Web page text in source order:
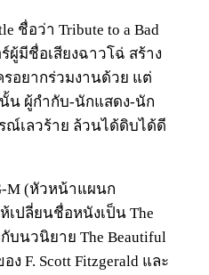
ชื่อว่า Tribute to a Bad
ผู้มีชื่อเสียงฉาวโฉ่ สร้าง
อยากร่วมงานด้วย แต่
น ผู้กำกับ-นักแสดง-นัก
ณ์เลวร้าย ล้วนได้ดิบได้ดี
M (หัวหน้าแผนก
ปลี่ยนชื่อหนังเป็น The
บนวนิยาย The Beautiful
ง F. Scott Fitzgerald และ